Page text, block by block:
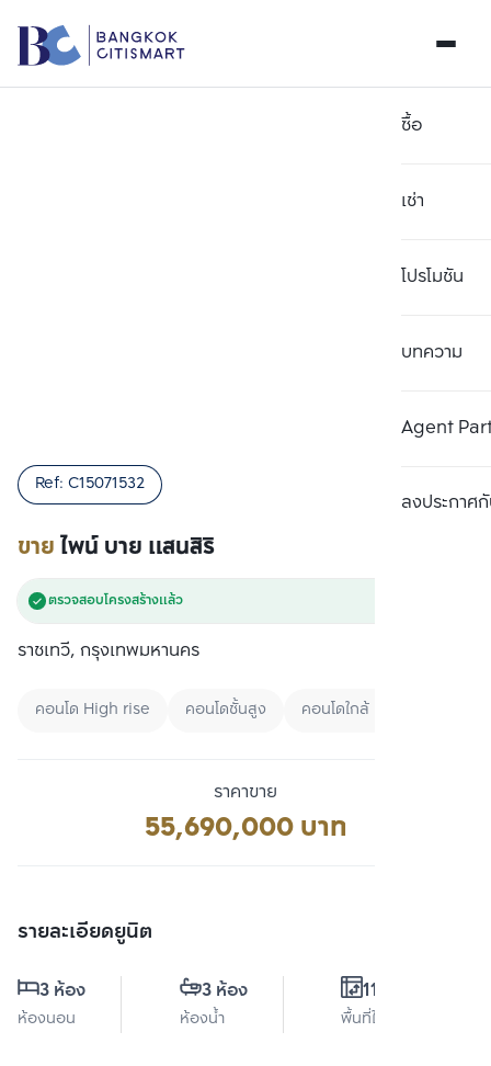
ซื้อ
เช่า
โปรโมชัน
บทความ
Agent
ลงประกาศกั
ขายไพน์ บาย แสนสิริ
Ref: C15071532
ตรวจสอบโครงสร้างแล้ว
ราชเทวี, กรุงเทพมหานคร
คอนโด High rise คอนโดชั้นสูง คอนโดใกล้ BTS
ราคาขาย
55,690,000 บาท
รายละเอียดยูนิต
3 ห้อง
ห้องนอน
3 ห้อง
ห้องน้ำ
115 ตร.ม.
พื้นที่ใช้สอย